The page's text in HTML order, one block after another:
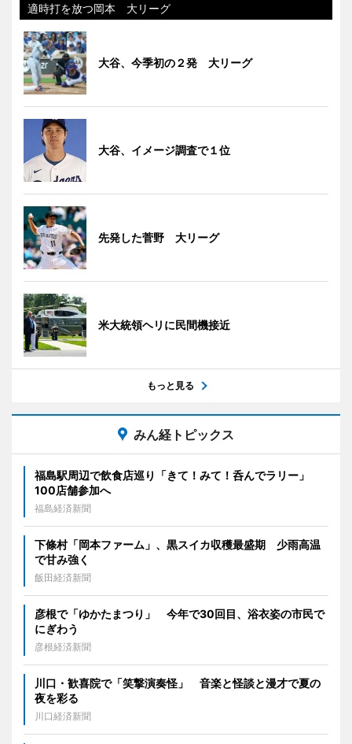
適時打を放つ岡本 大リーグ
大谷、今季初の２発 大リーグ
大谷、イメージ調査で１位
先発した菅野 大リーグ
米大統領ヘリに民間機接近
もっと見る
みん経トピックス
福島駅周辺で飲食店巡り「きて！みて！呑んでラリー」
100店舗参加へ
福島経済新聞
下條村「岡本ファーム」、黒スイカ収穫最盛期 少雨高温
で甘み強く
飯田経済新聞
彦根で「ゆかたまつり」 今年で30回目、浴衣姿の市民で
にぎわう
彦根経済新聞
川口・歓喜院で「笑撃演奏怪」 音楽と怪談と漫才で夏の
夜を彩る
川口経済新聞